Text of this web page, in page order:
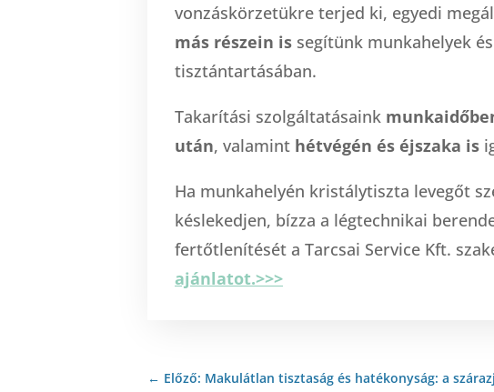
vonzáskörzetükre terjed ki, egyedi
más részein is segítünk munkahelyek
tisztántartásában.
Takarítási szolgáltatásaink
után, valamint hétvégén és éjszaka is
Ha munkahelyén kristálytiszta levegőt
késlekedjen, bízza a légtechnikai
fertőtlenítését a Tarcsai Service Kft.
ajánlatot.>>>
← Előző: Makulátlan tisztaság és hatékonyság: a